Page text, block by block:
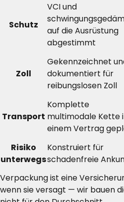
Schutz
VCI und
auf die Ausrüstung
abgestimmt
Zoll
Gekennzeichnet
dokumentiert für
reibungslosen Zoll
Transport
Komplette
multimodale Kette
einem Vertrag
Risiko
unterwegs
Konstruiert für
schadenfreie
Verpackung ist eine
wenn sie versagt — wir bauen